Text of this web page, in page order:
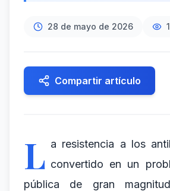
28 de mayo de 2026 1
Compartir artículo
L a resistencia a los
convertido en un
pública de gran